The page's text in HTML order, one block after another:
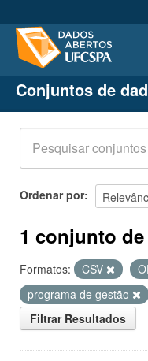
Conjuntos de dados
Organizações
Grupos
Sobre
Conjuntos de
Ordenar por
1 conjunto
Formatos: CSV
programa de gestão
Filtrar Resultados